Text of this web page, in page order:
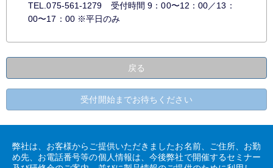
TEL.075-561-1279 受付時間 9：00〜12：00／13：
00〜17：00 ※平日のみ
戻る
受付開始までお待ちください
弊社は、お客様からご提供いただきましたお名前、ご住所、お勤
め先、お電話番号等の個人情報は、今後弊社で開催するセミナー